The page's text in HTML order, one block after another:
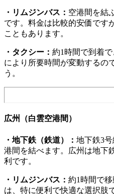
・リムジンバス： 空港間を結
です。料金は比較的安価です
こともあります。
・タクシー： 約1時間で到着
により所要時間が変動するの
う。
広州（白雲空港間）
・地下鉄（鉄道）： 地下鉄3
港間を結べます。広州は地下
利です。
・リムジンバス： 約1時間で
は、特に便利で快適な選択肢